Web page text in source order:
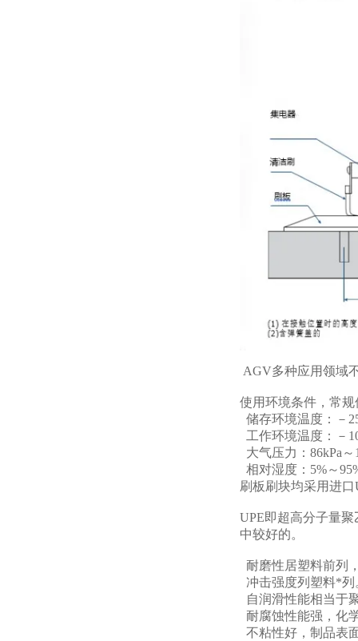
AGV多种应用领域
使用环境条件，常
储存环境温度：－
工作环境温度：
大气压力：86kPa～
相对湿度：5%～
刷板刷块均采用进
UPE即超高分子量
中较好的。
耐磨性居塑料前列
冲击强度列塑料*列
自润滑性能相当于
耐腐蚀性能强，化
不粘性好，制品表